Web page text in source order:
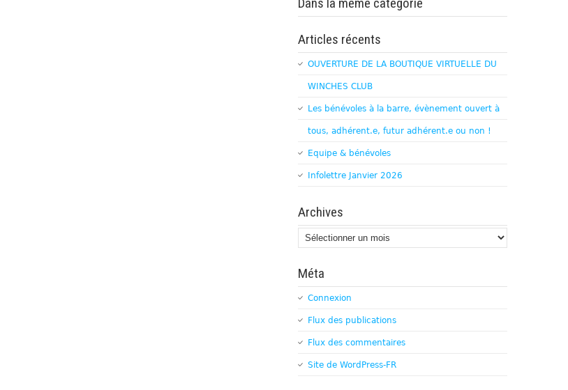
Articles récents
OUVERTURE DE LA BOUTIQUE VIRTUELLE DU
WINCHES CLUB
Les bénévoles à la barre, évènement ouvert à
tous, adhérent.e, futur adhérent.e ou non !
Equipe & bénévoles
Infolettre Janvier 2026
Archives
Archives
Méta
Connexion
Flux des publications
Flux des commentaires
Site de WordPress-FR